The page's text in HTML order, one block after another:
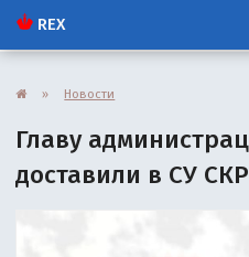
REX
» Новости
Главу
доставили в СУ СКР